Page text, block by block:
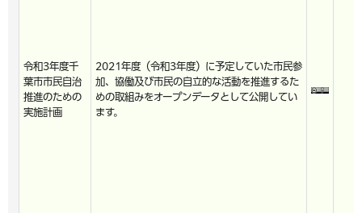
令和3年度千
葉市市民自治
推進のための
実施計画
2021年度（令和3年度）に予定していた市民参
加、協働及び市民の自立的な活動を推進するた
めの取組みをオープンデータとして公開してい
ます。